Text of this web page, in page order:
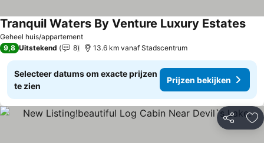
Geheel huis/appartement
Tranquil Waters By Venture Luxury Estates
9,8 Uitstekend 8 13.6 km vanaf Stadscentrum
Selecteer datums om exacte prijzen
te zien
Prijzen bekijken
Delen